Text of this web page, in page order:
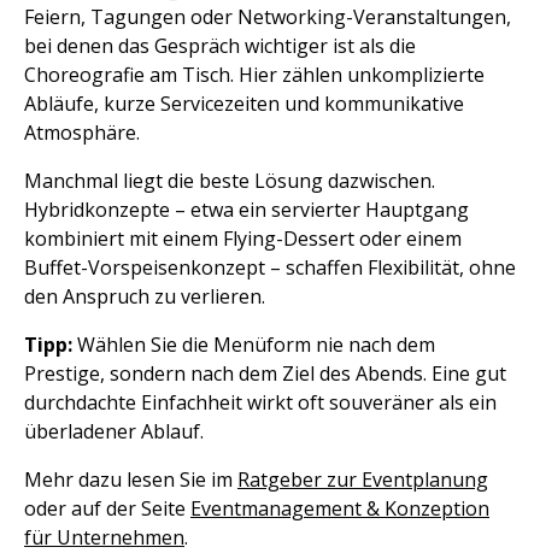
Feiern, Tagungen oder Networking-Veranstaltungen,
bei denen das Gespräch wichtiger ist als die
Choreografie am Tisch. Hier zählen unkomplizierte
Abläufe, kurze Servicezeiten und kommunikative
Atmosphäre.
Manchmal liegt die beste Lösung dazwischen.
Hybridkonzepte – etwa ein servierter Hauptgang
kombiniert mit einem Flying-Dessert oder einem
Buffet-Vorspeisenkonzept – schaffen Flexibilität, ohne
den Anspruch zu verlieren.
Tipp:Wählen Sie die Menüform nie nach dem
Prestige, sondern nach dem Ziel des Abends. Eine gut
durchdachte Einfachheit wirkt oft souveräner als ein
überladener Ablauf.
Mehr dazu lesen Sie im Ratgeber zur Eventplanung
oder auf der Seite Eventmanagement & Konzeption
für Unternehmen.